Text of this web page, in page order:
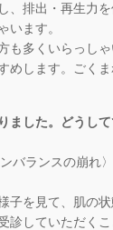
、排出・再生
います。
も多くいらっし
めします。ごく
ました。どうし
バランスの崩れ
を見て、肌の
していただくこ